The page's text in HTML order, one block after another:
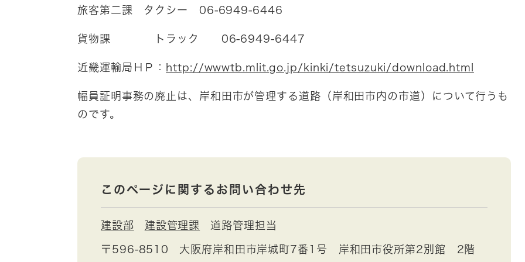
旅客第二課 タクシー 06-6949-6446
貨物課 トラック 06-6949-6447
近畿運輸局ＨＰ： http://wwwtb.mlit.go.jp/kinki/tetsuzuki/download.html
幅員証明事務の廃止は、岸和田市が管理する道路（岸和田市内の市道）について行うも
のです。
このページに関するお問い合わせ先
建設部 建設管理課 道路管理担当
〒596-8510 大阪府岸和田市岸城町7番1号 岸和田市役所第2別館 2階